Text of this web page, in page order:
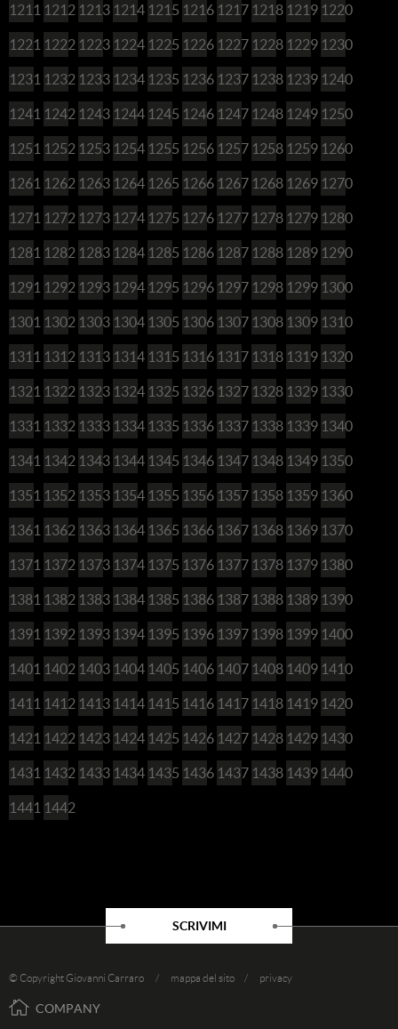
1211 1212 1213 1214 1215 1216 1217 1218 1219 1220
1221 1222 1223 1224 1225 1226 1227 1228 1229 1230
1231 1232 1233 1234 1235 1236 1237 1238 1239 1240
1241 1242 1243 1244 1245 1246 1247 1248 1249 1250
1251 1252 1253 1254 1255 1256 1257 1258 1259 1260
1261 1262 1263 1264 1265 1266 1267 1268 1269 1270
1271 1272 1273 1274 1275 1276 1277 1278 1279 1280
1281 1282 1283 1284 1285 1286 1287 1288 1289 1290
1291 1292 1293 1294 1295 1296 1297 1298 1299 1300
1301 1302 1303 1304 1305 1306 1307 1308 1309 1310
1311 1312 1313 1314 1315 1316 1317 1318 1319 1320
1321 1322 1323 1324 1325 1326 1327 1328 1329 1330
1331 1332 1333 1334 1335 1336 1337 1338 1339 1340
1341 1342 1343 1344 1345 1346 1347 1348 1349 1350
1351 1352 1353 1354 1355 1356 1357 1358 1359 1360
1361 1362 1363 1364 1365 1366 1367 1368 1369 1370
1371 1372 1373 1374 1375 1376 1377 1378 1379 1380
1381 1382 1383 1384 1385 1386 1387 1388 1389 1390
1391 1392 1393 1394 1395 1396 1397 1398 1399 1400
1401 1402 1403 1404 1405 1406 1407 1408 1409 1410
1411 1412 1413 1414 1415 1416 1417 1418 1419 1420
1421 1422 1423 1424 1425 1426 1427 1428 1429 1430
1431 1432 1433 1434 1435 1436 1437 1438 1439 1440
1441 1442
SCRIVIMI
© Copyright Giovanni Carraro / mappa del sito / privacy
COMPANY